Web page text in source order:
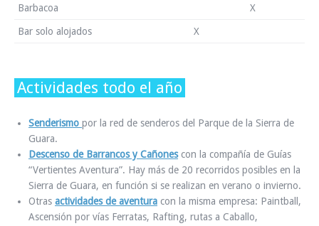
Barbacoa X
Bar solo alojados X
Actividades todo el año
Senderismo por la red de senderos del Parque de la Sierra de
Guara.
Descenso de Barrancos y Cañonescon la compañía de Guías
“Vertientes Aventura”. Hay más de 20 recorridos posibles en la
Sierra de Guara, en función si se realizan en verano o invierno.
Otras actividades de aventura con la misma empresa: Paintball,
Ascensión por vías Ferratas, Rafting, rutas a Caballo,